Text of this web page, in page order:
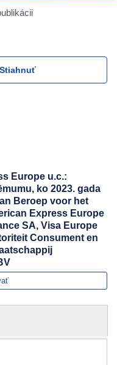
Portlet
Stiahnuť
Europe u.c.:
ko 2023. gada
Beroep voor het
Express Europe
SA, Visa Europe
Consument en